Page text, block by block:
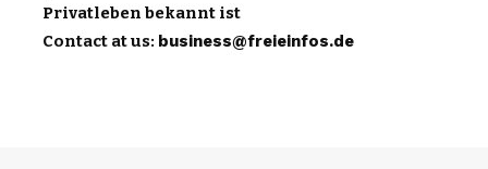
Privatleben bekannt ist
Contact at us: business@freieinfos.de